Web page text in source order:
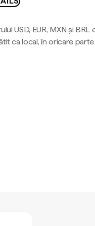
USD, EUR, MXN și BRL
ca local, în oricare parte